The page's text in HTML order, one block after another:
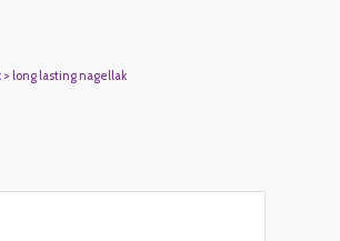
long lasting nagellak